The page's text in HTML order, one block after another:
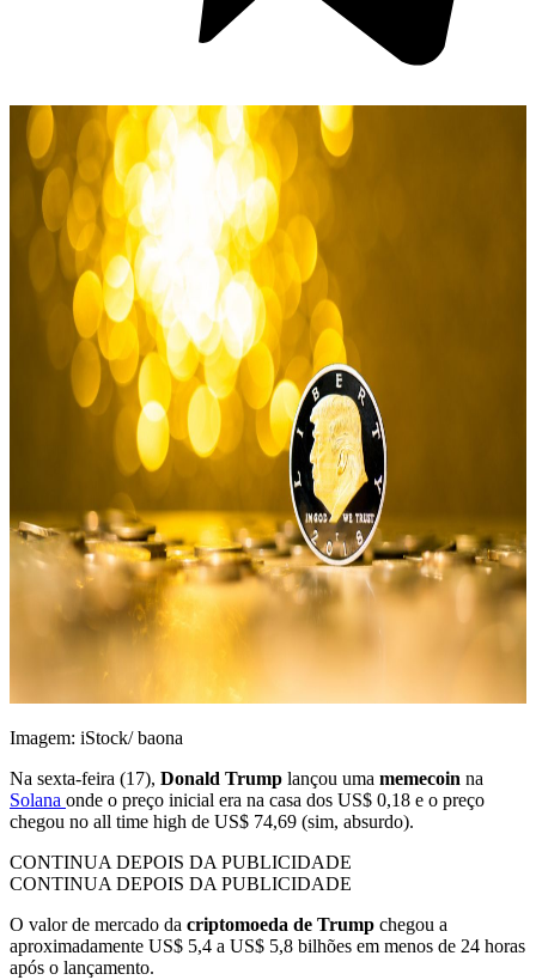
Imagem: iStock/ baona
Na sexta-feira (17), Donald Trump lançou uma memecoin na
Solana onde o preço inicial era na casa dos US$ 0,18 e o preço
chegou no all time high de US$ 74,69 (sim, absurdo).
CONTINUA DEPOIS DA PUBLICIDADE
CONTINUA DEPOIS DA PUBLICIDADE
O valor de mercado da criptomoeda de Trump chegou a
aproximadamente US$ 5,4 a US$ 5,8 bilhões em menos de 24 horas
após o lançamento.